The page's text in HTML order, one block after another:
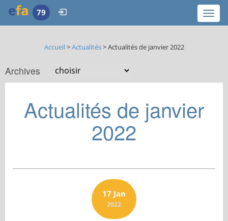
efa 79
Accueil>Actualités> Actualités de janvier 2022
Archives
Actualités de janvier
2022
17 Jan
2022